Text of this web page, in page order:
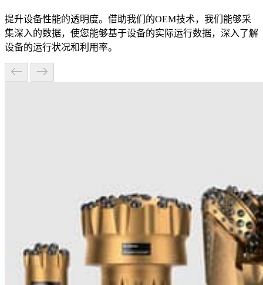
提升设备性能的透明度。借助我们的OEM技术，我们能够采
集深入的数据，使您能够基于设备的实际运行数据，深入了解
设备的运行状况和利用率。